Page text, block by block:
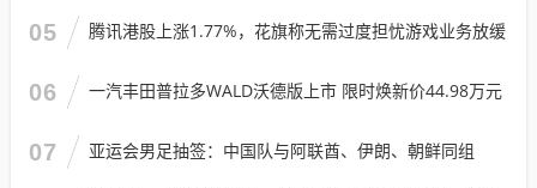
05 腾讯港股上涨1.77%，花旗称无需过度担忧游戏业务放缓
06 一汽丰田普拉多WALD沃德版上市 限时焕新价44.98万元
07 亚运会男足抽签：中国队与阿联酋、伊朗、朝鲜同组